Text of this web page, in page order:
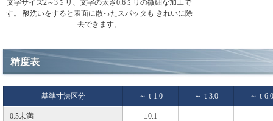
文字サイズ2～3ミリ、文字の太さ0.6ミリの微細な加工で
す。 酸洗いをすると表面に散ったスパッタも きれいに除
去できます。
精度表
基準寸法区分 ～ｔ1.0 ～ｔ3.0 ～ｔ6.0
0.5未満 ±0.1 - -